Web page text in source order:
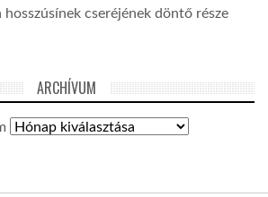
cseréjének döntő része
ARCHÍVUM